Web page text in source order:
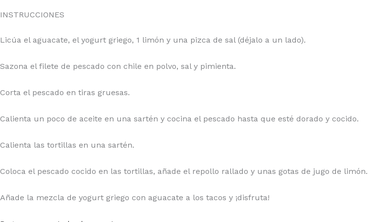
INSTRUCCIONES
Licúa el aguacate, el yogurt griego, 1 limón y una pizca de sal (déjalo a un lado).
Sazona el filete de pescado con chile en polvo, sal y pimienta.
Corta el pescado en tiras gruesas.
Calienta un poco de aceite en una sartén y cocina el pescado hasta que esté dorado y cocido.
Calienta las tortillas en una sartén.
Coloca el pescado cocido en las tortillas, añade el repollo rallado y unas gotas de jugo de limón.
Añade la mezcla de yogurt griego con aguacate a los tacos y ¡disfruta!